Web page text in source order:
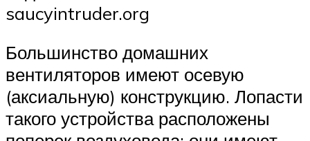
saucyintruder.org
Большинство домашних
вентиляторов имеют осевую
(аксиальную) конструкцию. Лопасти
такого устройства расположены